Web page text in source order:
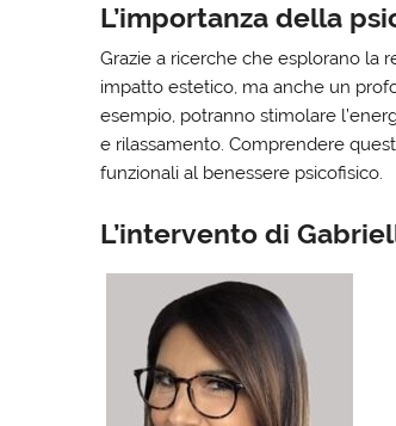
L’importanza della
Grazie a ricerche che esplorano la
impatto estetico, ma anche un
esempio, potranno stimolare
e rilassamento. Comprendere
funzionali al benessere psicofisico.
L’intervento di